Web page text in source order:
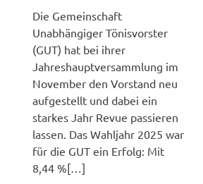
Die Gemeinschaft
Unabhängiger Tönisvorster
(GUT) hat bei ihrer
Jahreshauptversammlung im
November den Vorstand neu
aufgestellt und dabei ein
starkes Jahr Revue passieren
lassen. Das Wahljahr 2025 war
für die GUT ein Erfolg: Mit
8,44 %[…]